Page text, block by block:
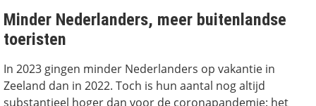
Minder Nederlanders, meer buitenlandse
toeristen
In 2023 gingen minder Nederlanders op vakantie in
Zeeland dan in 2022. Toch is hun aantal nog altijd
substantieel hoger dan voor de coronapandemie: het